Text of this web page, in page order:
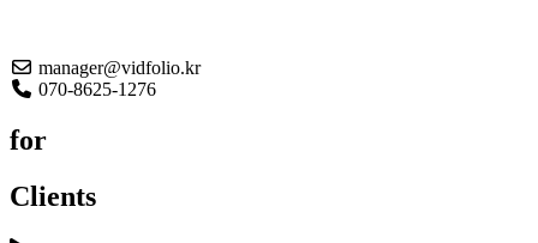
manager@vidfolio.kr
070-8625-1276
for
Clients